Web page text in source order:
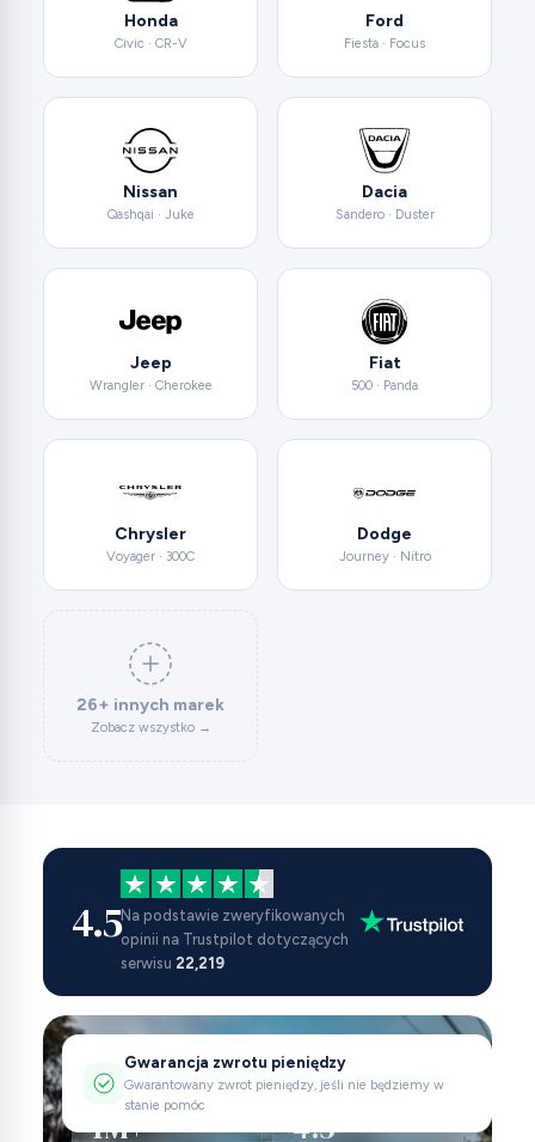
Honda
Civic · CR-V
Ford
Fiesta · Focus
Nissan
Qashqai · Juke
Dacia
Sandero · Duster
Jeep
Wrangler · Cherokee
Fiat
500 · Panda
Chrysler
Voyager · 300C
Dodge
Journey · Nitro
26+ innych marek
Zobacz wszystko →
4.5Na podstawie zweryfikowanych
opinii na Trustpilot dotyczących
serwisu 22,219
Gwarancja zwrotu pieniędzy
Gwarantowany zwrot pieniędzy, jeśli nie będziemy w
stanie pomóc
1M+ 4.5